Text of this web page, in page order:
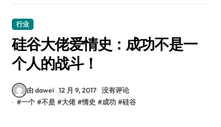
行业
硅谷大佬爱情史：成功不是一
个人的战斗！
由 dawei 12 月 9, 2017 没有评论
#一个 #不是 #大佬 #情史 #成功 #硅谷